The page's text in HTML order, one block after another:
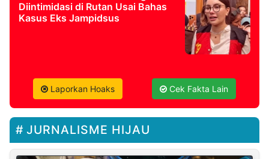
Diintimidasi di Rutan Usai Bahas
Kasus Eks Jampidsus
Laporkan Hoaks Cek Fakta Lain
JURNALISME HIJAU